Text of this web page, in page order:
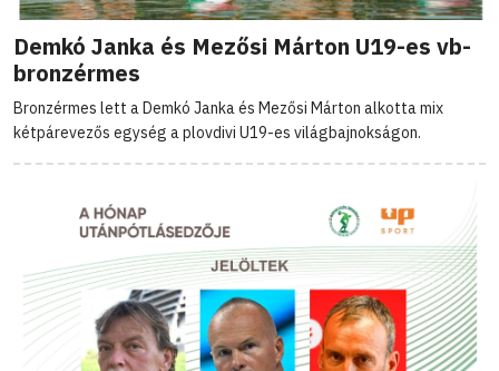
Demkó Janka és Mezősi Márton U19-es vb-
bronzérmes
Bronzérmes lett a Demkó Janka és Mezősi Márton alkotta mix
kétpárevezős egység a plovdivi U19-es világbajnokságon.